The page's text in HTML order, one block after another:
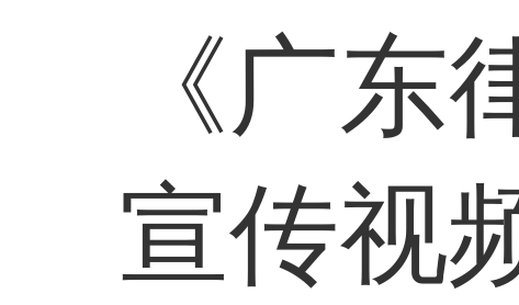
《广东
宣传视